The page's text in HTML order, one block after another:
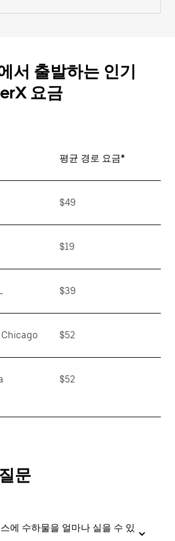
서 출발하는 인기
요금
평균 경로 요금*
$49
$19
$39
$52
$52
문
에 수하물을 얼마나 실을 수 있